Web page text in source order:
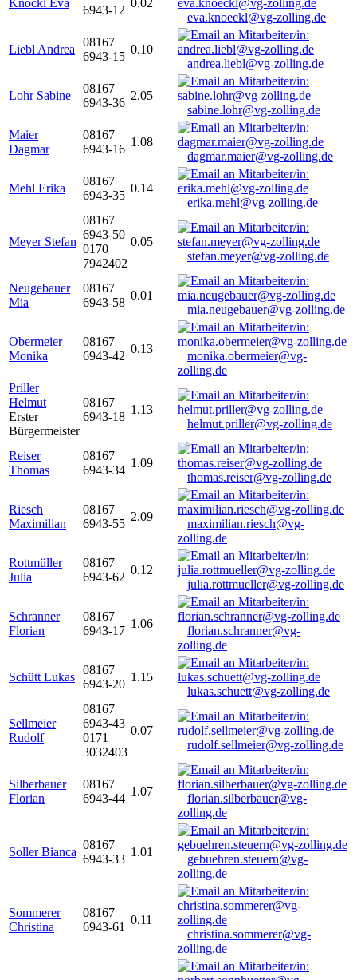
Knöckl Eva
6943-12
0.02
eva.knoeckl@vg-zolling.de
Liebl Andrea
08167
6943-15
0.10
andrea.liebl@vg-zolling.de
Lohr Sabine
08167
6943-36
2.05
sabine.lohr@vg-zolling.de
Maier
Dagmar
08167
6943-16
1.08
dagmar.maier@vg-zolling.de
Mehl Erika
08167
6943-35
0.14
erika.mehl@vg-zolling.de
Meyer Stefan
08167
6943-50
0170
7942402
0.05
stefan.meyer@vg-zolling.de
Neugebauer
Mia
08167
6943-58
0.01
mia.neugebauer@vg-zolling.de
Obermeier
Monika
08167
6943-42
0.13
monika.obermeier@vg-
zolling.de
Priller
Helmut
Erster
Bürgermeister
08167
6943-18
1.13
helmut.priller@vg-zolling.de
Reiser
Thomas
08167
6943-34
1.09
thomas.reiser@vg-zolling.de
Riesch
Maximilian
08167
6943-55
2.09
maximilian.riesch@vg-
zolling.de
Rottmüller
Julia
08167
6943-62
0.12
julia.rottmueller@vg-zolling.de
Schranner
Florian
08167
6943-17
1.06
florian.schranner@vg-
zolling.de
Schütt Lukas
08167
6943-20
1.15
lukas.schuett@vg-zolling.de
Sellmeier
Rudolf
08167
6943-43
0171
3032403
0.07
rudolf.sellmeier@vg-zolling.de
Silberbauer
Florian
08167
6943-44
1.07
florian.silberbauer@vg-
zolling.de
Soller Bianca
08167
6943-33
1.01
gebuehren.steuern@vg-
zolling.de
Sommerer
Christina
08167
6943-61
0.11
christina.sommerer@vg-
zolling.de